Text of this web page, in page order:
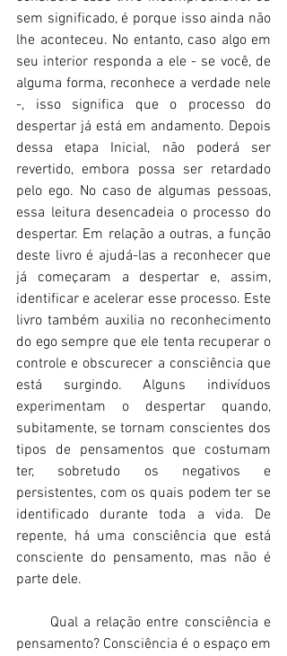
sem significado, é porque isso ainda não
lhe aconteceu. No entanto, caso algo em
seu interior responda a ele - se você, de
alguma forma, reconhece a verdade nele
-, isso significa que o processo do
despertar já está em andamento. Depois
dessa etapa Inicial, não poderá ser
revertido, embora possa ser retardado
pelo ego. No caso de algumas pessoas,
essa leitura desencadeia o processo do
despertar. Em relação a outras, a função
deste livro é ajudá-las a reconhecer que
já começaram a despertar e, assim,
identificar e acelerar esse processo. Este
livro também auxilia no reconhecimento
do ego sempre que ele tenta recuperar o
controle e obscurecer a consciência que
está surgindo. Alguns indivíduos
experimentam o despertar quando,
subitamente, se tornam conscientes dos
tipos de pensamentos que costumam
ter, sobretudo os negativos e
persistentes, com os quais podem ter se
identificado durante toda a vida. De
repente, há uma consciência que está
consciente do pensamento, mas não é
parte dele.
Qual a relação entre consciência e
pensamento? Consciência é o espaço em